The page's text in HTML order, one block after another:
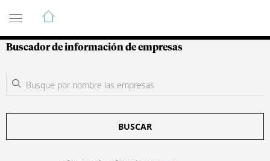
Guía de Empresas Colombianas
Buscador de información de empresas
BUSCAR